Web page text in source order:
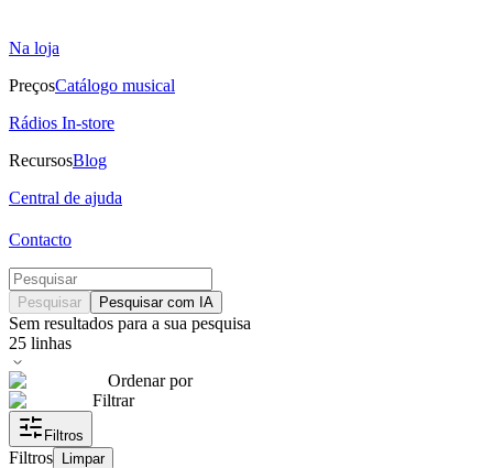
Na loja
PreçosCatálogo musical
Rádios In-store
RecursosBlog
Central de ajuda
Contacto
Pesquisar Pesquisar com IA
Sem resultados para a sua pesquisa
25 linhas
Ordenar por
Filtrar
Filtros
Filtros Limpar